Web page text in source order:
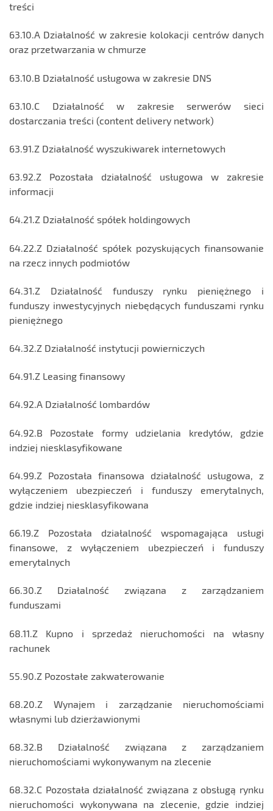
treści
63.10.A Działalność w zakresie kolokacji centrów danych
oraz przetwarzania w chmurze
63.10.B Działalność usługowa w zakresie DNS
63.10.C Działalność w zakresie serwerów sieci
dostarczania treści (content delivery network)
63.91.Z Działalność wyszukiwarek internetowych
63.92.Z Pozostała działalność usługowa w zakresie
informacji
64.21.Z Działalność spółek holdingowych
64.22.Z Działalność spółek pozyskujących finansowanie
na rzecz innych podmiotów
64.31.Z Działalność funduszy rynku pieniężnego i
funduszy inwestycyjnych niebędących funduszami rynku
pieniężnego
64.32.Z Działalność instytucji powierniczych
64.91.Z Leasing finansowy
64.92.A Działalność lombardów
64.92.B Pozostałe formy udzielania kredytów, gdzie
indziej niesklasyfikowane
64.99.Z Pozostała finansowa działalność usługowa, z
wyłączeniem ubezpieczeń i funduszy emerytalnych,
gdzie indziej niesklasyfikowana
66.19.Z Pozostała działalność wspomagająca usługi
finansowe, z wyłączeniem ubezpieczeń i funduszy
emerytalnych
66.30.Z Działalność związana z zarządzaniem
funduszami
68.11.Z Kupno i sprzedaż nieruchomości na własny
rachunek
55.90.Z Pozostałe zakwaterowanie
68.20.Z Wynajem i zarządzanie nieruchomościami
własnymi lub dzierżawionymi
68.32.B Działalność związana z zarządzaniem
nieruchomościami wykonywanym na zlecenie
68.32.C Pozostała działalność związana z obsługą rynku
nieruchomości wykonywana na zlecenie, gdzie indziej